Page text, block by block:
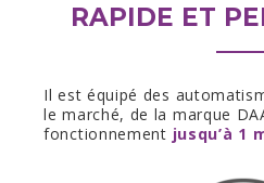
RAPIDE ET
Il est équipé des
le marché, de la marque
fonctionnement jusqu’à 1